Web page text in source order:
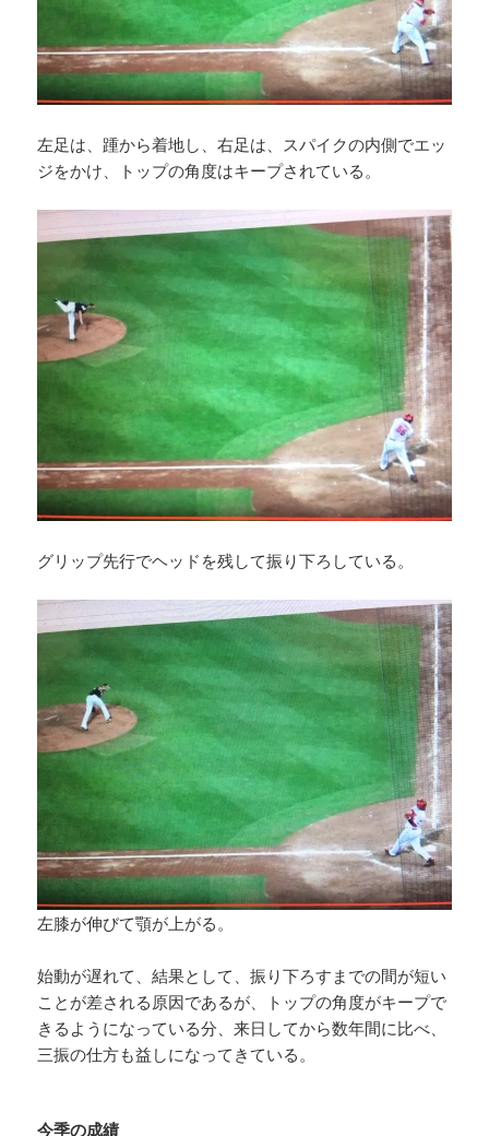
左足は、踵から着地し、右足は、スパイクの内側でエッ
ジをかけ、トップの角度はキープされている。
グリップ先行でヘッドを残して振り下ろしている。
左膝が伸びて顎が上がる。
始動が遅れて、結果として、振り下ろすまでの間が短い
ことが差される原因であるが、トップの角度がキープで
きるようになっている分、来日してから数年間に比べ、
三振の仕方も益しになってきている。
今季の成績